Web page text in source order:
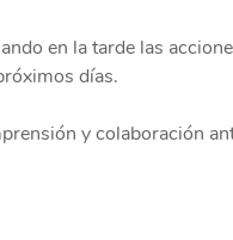
en la tarde las
días.
y colaboración